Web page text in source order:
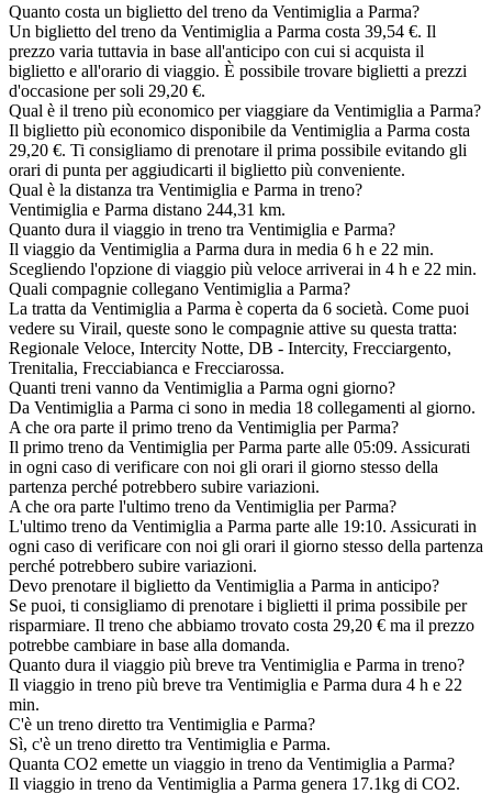
Quanto costa un biglietto del treno da Ventimiglia a Parma?
Un biglietto del treno da Ventimiglia a Parma costa 39,54 €. Il
prezzo varia tuttavia in base all'anticipo con cui si acquista il
biglietto e all'orario di viaggio. È possibile trovare biglietti a prezzi
d'occasione per soli 29,20 €.
Qual è il treno più economico per viaggiare da Ventimiglia a Parma?
Il biglietto più economico disponibile da Ventimiglia a Parma costa
29,20 €. Ti consigliamo di prenotare il prima possibile evitando gli
orari di punta per aggiudicarti il biglietto più conveniente.
Qual è la distanza tra Ventimiglia e Parma in treno?
Ventimiglia e Parma distano 244,31 km.
Quanto dura il viaggio in treno tra Ventimiglia e Parma?
Il viaggio da Ventimiglia a Parma dura in media 6 h e 22 min.
Scegliendo l'opzione di viaggio più veloce arriverai in 4 h e 22 min.
Quali compagnie collegano Ventimiglia a Parma?
La tratta da Ventimiglia a Parma è coperta da 6 società. Come puoi
vedere su Virail, queste sono le compagnie attive su questa tratta:
Regionale Veloce, Intercity Notte, DB - Intercity, Frecciargento,
Trenitalia, Frecciabianca e Frecciarossa.
Quanti treni vanno da Ventimiglia a Parma ogni giorno?
Da Ventimiglia a Parma ci sono in media 18 collegamenti al giorno.
A che ora parte il primo treno da Ventimiglia per Parma?
Il primo treno da Ventimiglia per Parma parte alle 05:09. Assicurati
in ogni caso di verificare con noi gli orari il giorno stesso della
partenza perché potrebbero subire variazioni.
A che ora parte l'ultimo treno da Ventimiglia per Parma?
L'ultimo treno da Ventimiglia a Parma parte alle 19:10. Assicurati in
ogni caso di verificare con noi gli orari il giorno stesso della partenza
perché potrebbero subire variazioni.
Devo prenotare il biglietto da Ventimiglia a Parma in anticipo?
Se puoi, ti consigliamo di prenotare i biglietti il prima possibile per
risparmiare. Il treno che abbiamo trovato costa 29,20 € ma il prezzo
potrebbe cambiare in base alla domanda.
Quanto dura il viaggio più breve tra Ventimiglia e Parma in treno?
Il viaggio in treno più breve tra Ventimiglia e Parma dura 4 h e 22
min.
C'è un treno diretto tra Ventimiglia e Parma?
Sì, c'è un treno diretto tra Ventimiglia e Parma.
Quanta CO2 emette un viaggio in treno da Ventimiglia a Parma?
Il viaggio in treno da Ventimiglia a Parma genera 17.1kg di CO2.